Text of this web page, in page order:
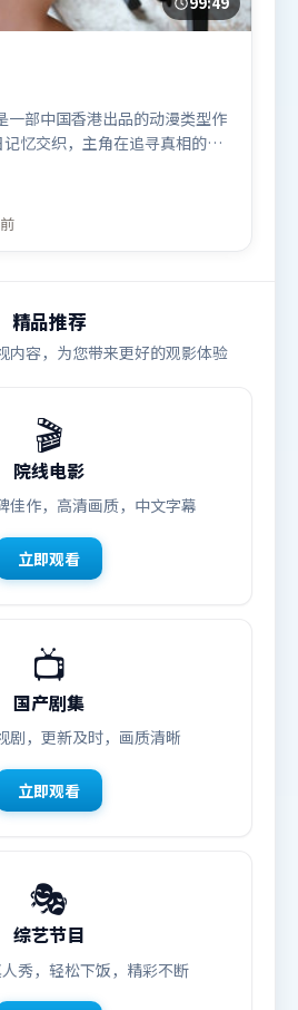
一部中国香港出品的动漫类型作
忆交织，主角在追寻真相的路
段落信息密度高，情绪释放与
由雷德利·斯科特执导，汤唯、
昊、谭卓等联袂出演。影片于
精品推荐
内容，为您带来更好的观影体验
🎬
院线电影
佳作，高清画质，中文字幕
立即观看
📺
国产剧集
剧，更新及时，画质清晰
立即观看
🎭
综艺节目
秀，轻松下饭，精彩不断